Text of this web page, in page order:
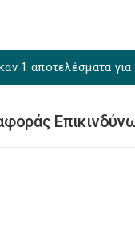
1 αποτελέσματα